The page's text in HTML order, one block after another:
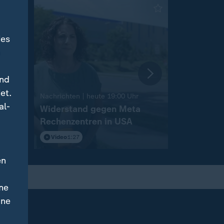
Nachrichten | heute 19:00 Uhr:
Widerstand gegen Meta
Rechenzentren in USA
Video 1:27